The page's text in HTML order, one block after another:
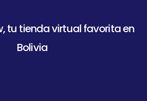
tu tienda virtual favorita en
Bolivia